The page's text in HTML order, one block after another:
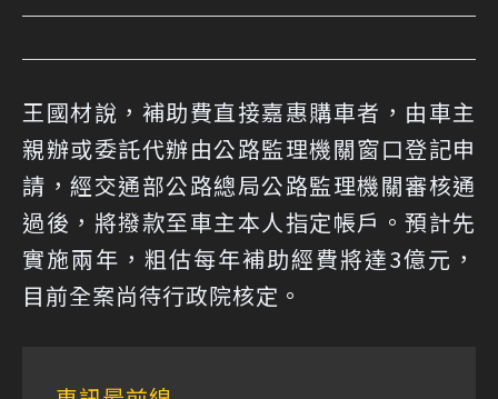
王國材說，補助費直接嘉惠購車者，由車主
親辦或委託代辦由公路監理機關窗口登記申
請，經交通部公路總局公路監理機關審核通
過後，將撥款至車主本人指定帳戶。預計先
實施兩年，粗估每年補助經費將達3億元，
目前全案尚待行政院核定。